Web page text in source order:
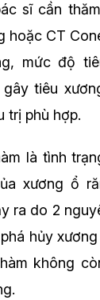
sĩ cần
hoặc CT
mức độ
gây tiêu
trị phù hợp.
là tình
xương ổ
ra do 2
hủy
không